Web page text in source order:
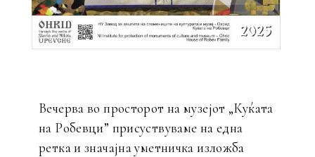
Вечерва во просторот на музејот „Куќата
на Робевци” присуствуваме на една
ретка и значајна уметничка изложба